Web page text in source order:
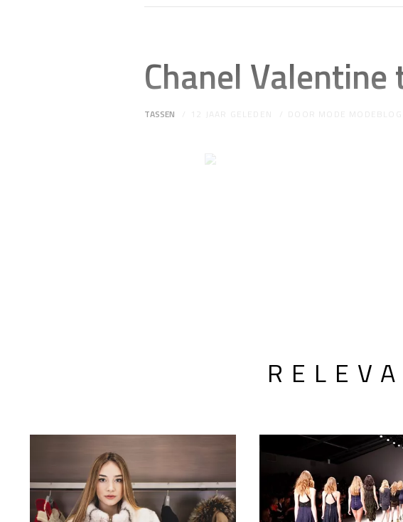
Chanel
TASSEN 12 JAAR GELEDEN DOOR MODE MODEBLOG